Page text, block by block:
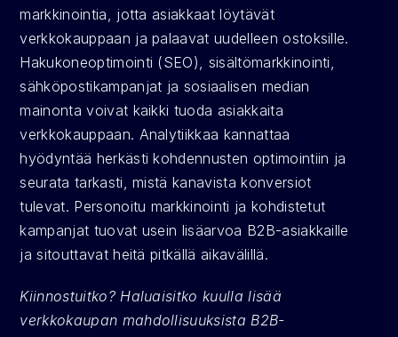
markkinointia, jotta asiakkaat löytävät
verkkokauppaan ja palaavat uudelleen ostoksille.
Hakukoneoptimointi (SEO), sisältömarkkinointi,
sähköpostikampanjat ja sosiaalisen median
mainonta voivat kaikki tuoda asiakkaita
verkkokauppaan. Analytiikkaa kannattaa
hyödyntää herkästi kohdennusten optimointiin ja
seurata tarkasti, mistä kanavista konversiot
tulevat. Personoitu markkinointi ja kohdistetut
kampanjat tuovat usein lisäarvoa B2B-asiakkaille
ja sitouttavat heitä pitkällä aikavälillä.
Kiinnostuitko? Haluaisitko kuulla lisää
verkkokaupan mahdollisuuksista B2B-